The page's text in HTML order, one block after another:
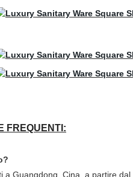
FREQUENTI:
a Guangdong, Cina, a partire